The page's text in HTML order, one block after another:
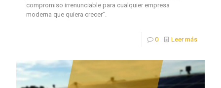
compromiso irrenunciable para cualquier empresa
moderna que quiera crecer”.
0 Leer más